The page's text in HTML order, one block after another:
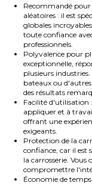
Recommandé pour
aléatoires : il est
globales
toute confiance
professionnels.
Polyvalence pour
exceptionnelle,
plusieurs
bateaux ou
des résultats
Facilité d'utilisation
appliquer et à
offrant une
exigeants.
Protection de la
confiance, car il est
la carrosserie. Vous
compromettre
Économie de